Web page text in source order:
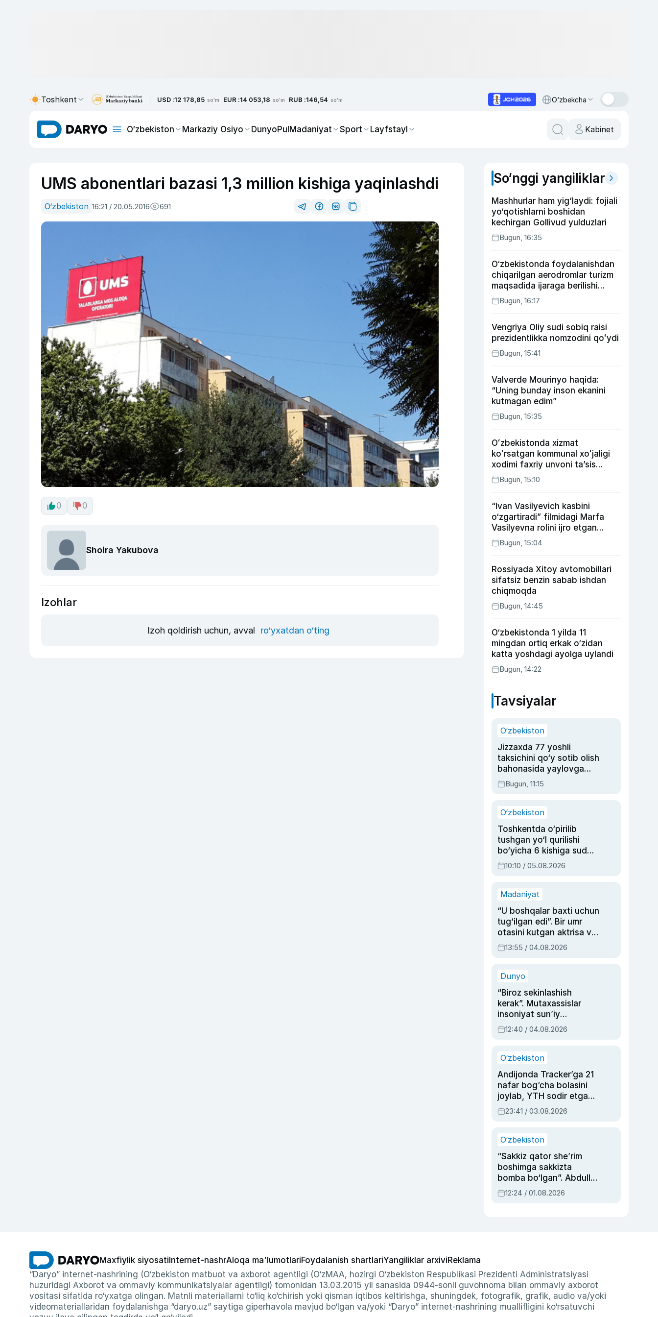
Toshkent USD :12 178,85 so'm EUR :14 053,18 so'm RUB :146,54 so'm O‘zbekcha
O‘zbekiston Markaziy Osiyo DunyoPulMadaniyat Sport Layfstayl Kabinet
UMS abonentlari bazasi 1,3 million kishiga yaqinlashdi
O‘zbekiston 16:21 / 20.05.2016 691
0 0
Shoira Yakubova
Izohlar
Izoh qoldirish uchun, avval ro‘yxatdan o‘ting
So‘nggi yangiliklar
Mashhurlar ham yig‘laydi: fojiali
yo‘qotishlarni boshidan
kechirgan Gollivud yulduzlari
Bugun, 16:35
O‘zbekistonda foydalanishdan
chiqarilgan aerodromlar turizm
maqsadida ijaraga berilishi
mumkin
Bugun, 16:17
Vengriya Oliy sudi sobiq raisi
prezidentlikka nomzodini qoʻydi
Bugun, 15:41
Valverde Mourinyo haqida:
“Uning bunday inson ekanini
kutmagan edim”
Bugun, 15:35
Oʻzbekistonda xizmat
koʻrsatgan kommunal xoʻjaligi
xodimi faxriy unvoni taʼsis
etilishi mumkin
Bugun, 15:10
“Ivan Vasilyevich kasbini
o‘zgartiradi” filmidagi Marfa
Vasilyevna rolini ijro etgan
aktrisaning taqdiri qanday
kechdi?
Bugun, 15:04
Rossiyada Xitoy avtomobillari
sifatsiz benzin sabab ishdan
chiqmoqda
Bugun, 14:45
O‘zbekistonda 1 yilda 11
mingdan ortiq erkak o‘zidan
katta yoshdagi ayolga uylandi
Bugun, 14:22
Tavsiyalar
O‘zbekiston
Jizzaxda 77 yoshli
taksichini qo‘y sotib olish
bahonasida yaylovga
olib borib o‘ldirgan yigit
20 yilga qamaldi
Bugun, 11:15
O‘zbekiston
Toshkentda o‘pirilib
tushgan yo‘l qurilishi
bo‘yicha 6 kishiga sud
hukmi o‘qildi
10:10 / 05.08.2026
Madaniyat
“U boshqalar baxti uchun
tug‘ilgan edi”. Bir umr
otasini kutgan aktrisa va
dublyaj ustasi Rimma
Ahmedovaning
13:55 / 04.08.2026
Dunyo
“Biroz sekinlashish
kerak”. Mutaxassislar
insoniyat sun’iy
intellektni boshqara
olmay qolishidan xavotir
12:40 / 04.08.2026
O‘zbekiston
Andijonda Tracker’ga 21
nafar bog‘cha bolasini
joylab, YTH sodir etgan
ayolga sud hukmi o‘qildi
23:41 / 03.08.2026
O‘zbekiston
“Sakkiz qator she’rim
boshimga sakkizta
bomba bo‘lgan”. Abdulla
Oripovni siyosiy
ayblovlardan asrab
12:24 / 01.08.2026
Maxfiylik siyosati Internet-nashrAloqa ma'lumotlariFoydalanish shartlariYangiliklar arxiviReklama
“Daryo” internet-nashrining (O‘zbekiston matbuot va axborot agentligi (O‘zMAA, hozirgi O‘zbekiston Respublikasi Prezidenti Administratsiyasi
huzuridagi Axborot va ommaviy kommunikatsiyalar agentligi) tomonidan 13.03.2015 yil sanasida 0944-sonli guvohnoma bilan ommaviy axborot
vositasi sifatida ro‘yxatga olingan. Matnli materiallarni to‘liq ko‘chirish yoki qisman iqtibos keltirishga, shuningdek, fotografik, grafik, audio va/yoki
videomateriallaridan foydalanishga “daryo.uz” saytiga giperhavola mavjud bo‘lgan va/yoki “Daryo” internet-nashrining muallifligini ko‘rsatuvchi